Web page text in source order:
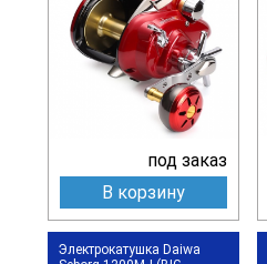
под заказ
В корзину
Электрокатушка Daiwa